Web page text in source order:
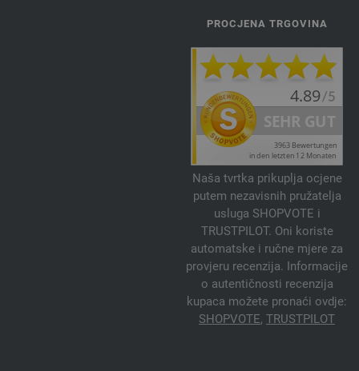
PROCJENA TRGOVINA
Naša tvrtka prikuplja ocjene
putem nezavisnih pružatelja
usluga SHOPVOTE i
TRUSTPILOT. Oni koriste
automatske i ručne mjere za
provjeru recenzija. Informacije
o autentičnosti recenzija
kupaca možete pronaći ovdje:
SHOPVOTE, TRUSTPILOT